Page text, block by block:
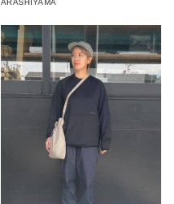
ARASHIYAMA